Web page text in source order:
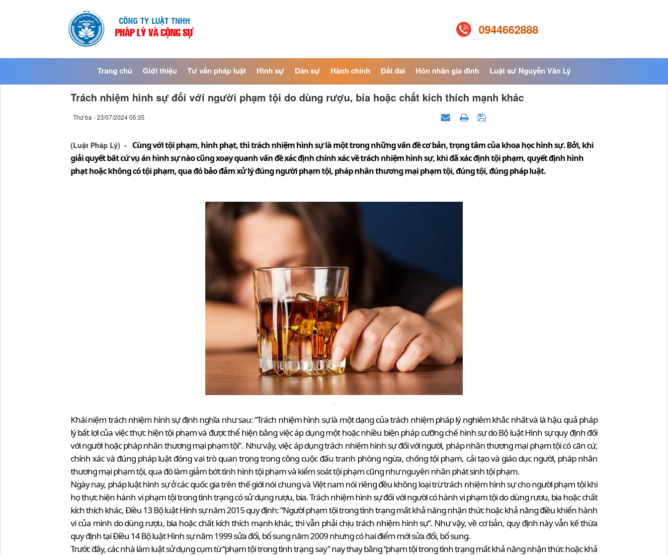
0944662888
Trang chủ Giới thiệu Tư vấn pháp luật Hình sự Dân sự Hành chính Đất đai Hôn nhân gia đình Luật sư Nguyễn Văn Lý
Trách nhiệm hình sự đối với người phạm tội do dùng rượu, bia hoặc chất kích thích mạnh khác
Thứ ba - 23/07/2024 05:35
(Luật Pháp Lý) - Cùng với tội phạm, hình phạt, thì trách nhiệm hình sự là một trong những vấn đề cơ bản, trọng tâm của khoa học hình sự. Bởi, khi
giải quyết bất cứ vụ án hình sự nào cũng xoay quanh vấn đề xác định chính xác về trách nhiệm hình sự, khi đã xác định tội phạm, quyết định hình
phạt hoặc không có tội phạm, qua đó bảo đảm xử lý đúng người phạm tội, pháp nhân thương mại phạm tội, đúng tội, đúng pháp luật.
·
Khái niệm trách nhiệm hình sự định nghĩa như sau: “Trách nhiệm hình sự là một dạng của trách nhiệm pháp lý nghiêm khắc nhất và là hậu quả pháp
lý bất lợi của việc thực hiện tội phạm và được thể hiện bằng việc áp dụng một hoặc nhiều biện pháp cưỡng chế hình sự do Bộ luật Hình sự quy định đối
với người hoặc pháp nhân thương mại phạm tội". Như vậy, việc áp dụng trách nhiệm hình sự đối với người, pháp nhân thương mại phạm tội có căn cứ,
chính xác và đúng pháp luật đóng vai trò quan trọng trong công cuộc đấu tranh phòng ngừa, chống tội phạm, cải tạo và giáo dục người, pháp nhân
thương mại phạm tội, qua đó làm giảm bớt tình hình tội phạm và kiểm soát tội phạm cũng như nguyên nhân phát sinh tội phạm.
Ngày nay, pháp luật hình sự ở các quốc gia trên thế giới nói chung và Việt nam nói riêng đều không loại trừ trách nhiệm hình sự cho người phạm tội khi
họ thực hiện hành vi phạm tội trong tình trạng có sử dụng rượu, bia. Trách nhiệm hình sự đối với người có hành vi phạm tội do dùng rươu, bia hoặc chất
kích thích khác, Điều 13 Bộ luật Hình sự năm 2015 quy định: “Người phạm tội trong tình trạng mất khả năng nhận thức hoặc khả năng điều khiển hành
vi của mình do dùng rượu, bia hoặc chất kích thích mạnh khác, thì vẫn phải chịu trách nhiệm hình sự”. Như vậy, về cơ bản, quy định này vẫn kế thừa
quy định tại Điều 14 Bộ luật Hình sự năm 1999 sửa đổi, bổ sung năm 2009 nhưng có hai điểm mới sửa đổi, bổ sung.
Trước đây, các nhà làm luật sử dụng cụm từ “phạm tội trong tình trạng say” nay thay bằng “phạm tội trong tình trạng mất khả năng nhận thức hoặc khả